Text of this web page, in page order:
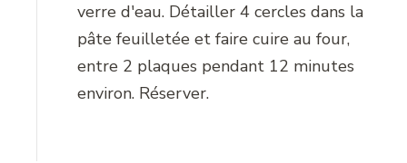
verre d'eau. Détailler 4 cercles dans la
pâte feuilletée et faire cuire au four,
entre 2 plaques pendant 12 minutes
environ. Réserver.